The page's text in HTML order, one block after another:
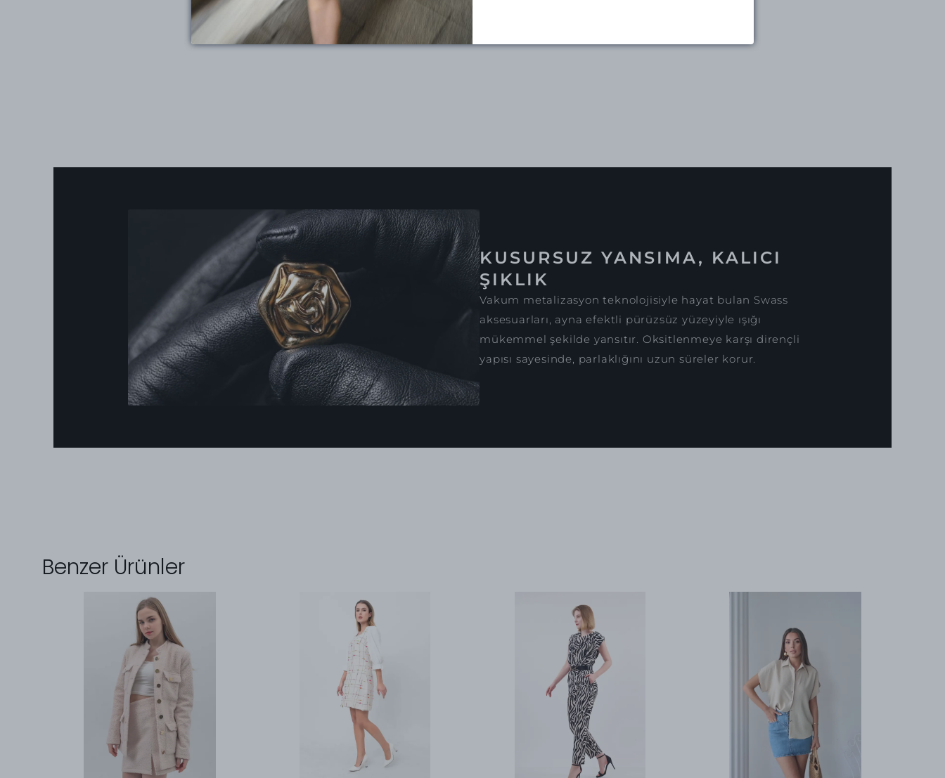
KUSURSUZ YANSIMA, KALICI
ŞIKLIK
Vakum metalizasyon teknolojisiyle hayat bulan Swass
aksesuarları, ayna efektli pürüzsüz yüzeyiyle ışığı
mükemmel şekilde yansıtır. Oksitlenmeye karşı dirençli
yapısı sayesinde, parlaklığını uzun süreler korur.
Benzer Ürünler